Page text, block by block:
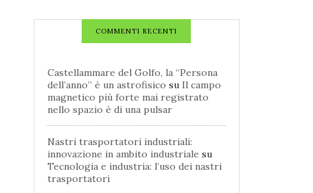
COMMENTI RECENTI
Castellammare del Golfo, la “Persona
dell’anno” è un astrofisico su Il campo
magnetico più forte mai registrato
nello spazio è di una pulsar
Nastri trasportatori industriali:
innovazione in ambito industriale su
Tecnologia e industria: l’uso dei nastri
trasportatori